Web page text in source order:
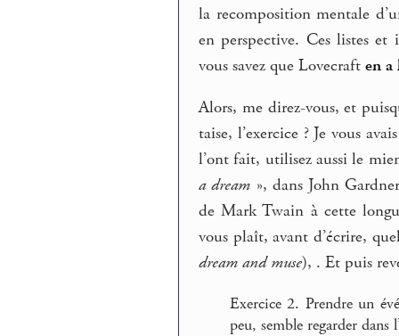
la recomposition mentale
en perspective. Ces listes et
vous savez que Lovecraften a
Alors, me direz-vous, et
taise, l’exercice ? Je vous
l’ont fait, utilisez aussi le
a dream », dans John
de Mark Twain à cette
vous plaît, avant d’écrire,
dream and muse), . Et puis
Exercice 2. Prendre un
peu, semble regarder